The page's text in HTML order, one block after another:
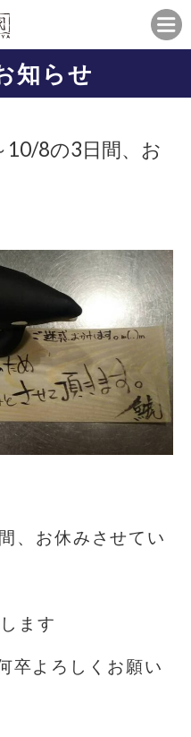
知らせ
10/8の3日間、お
、お休みさせてい
ます
卒よろしくお願い